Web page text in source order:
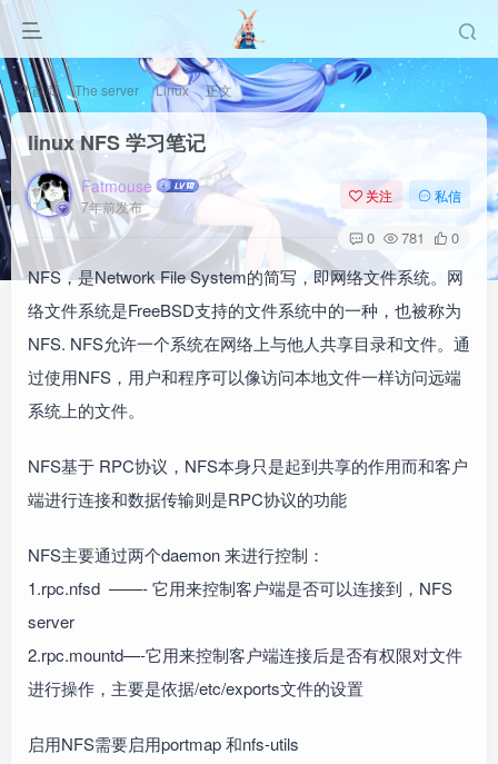
首页 The server Linux 正文
linux NFS 学习笔记
Fatmouse
7年前发布
关注 私信
0 781 0
NFS，是Network File System的简写，即网络文件系统。网
络文件系统是FreeBSD支持的文件系统中的一种，也被称为
NFS. NFS允许一个系统在网络上与他人共享目录和文件。通
过使用NFS，用户和程序可以像访问本地文件一样访问远端
系统上的文件。
NFS基于 RPC协议，NFS本身只是起到共享的作用而和客户
端进行连接和数据传输则是RPC协议的功能
NFS主要通过两个daemon 来进行控制：
1.rpc.nfsd ——- 它用来控制客户端是否可以连接到，NFS
server
2.rpc.mountd—-它用来控制客户端连接后是否有权限对文件
进行操作，主要是依据/etc/exports文件的设置
启用NFS需要启用portmap 和nfs-utils